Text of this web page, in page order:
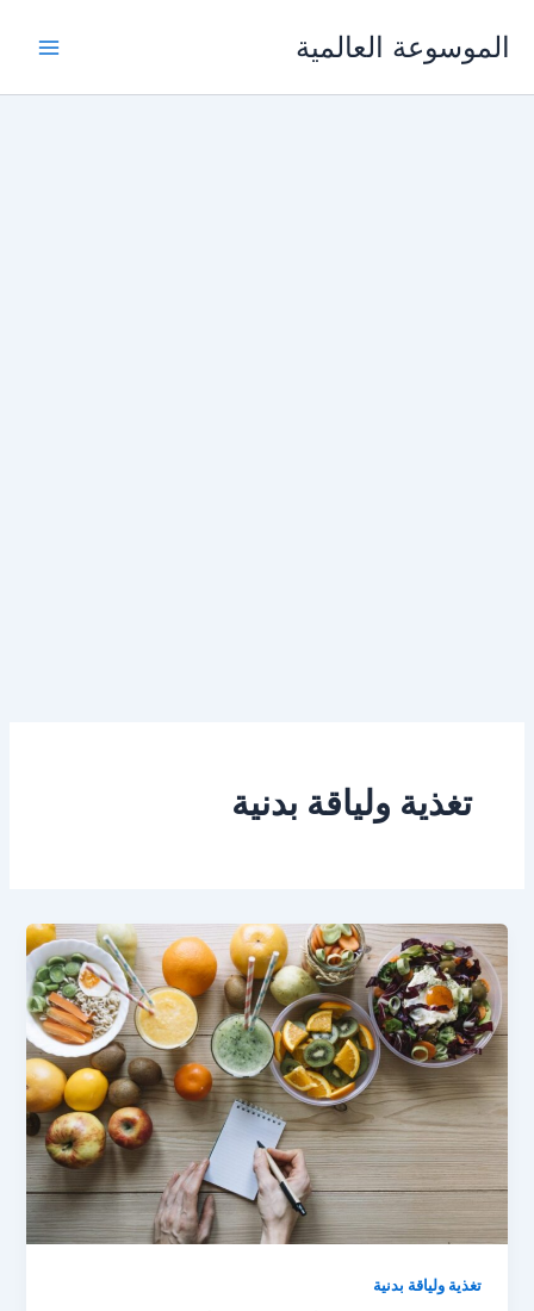
الموسوعة العالمية
تغذية ولياقة بدنية
تغذية ولياقة بدنية